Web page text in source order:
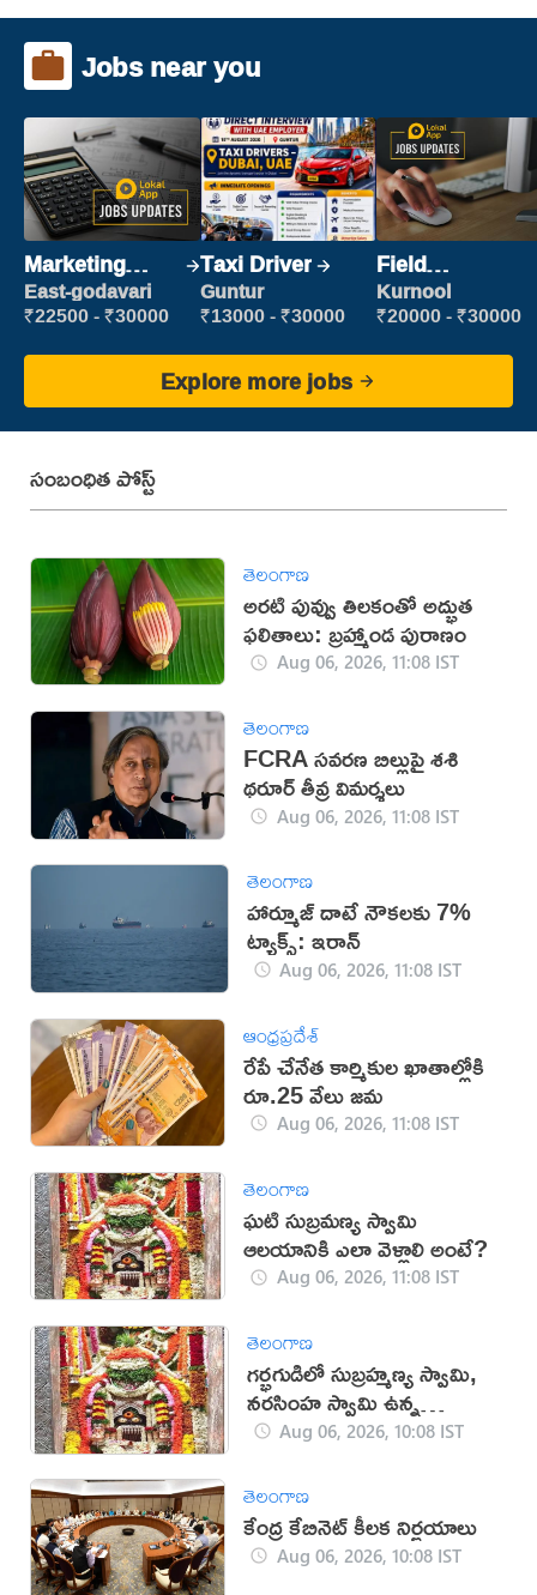
Jobs near you
Marketing
Executive
East-godavari
₹22500 - ₹30000
Taxi Driver
Guntur
₹13000 - ₹30000
Field
Marketing
Executive
Kurnool
₹20000 - ₹30000
Explore more jobs
సంబంధిత పోస్ట్
తెలంగాణ
అరటి పువ్వు తిలకంతో అద్భుత
ఫలితాలు: బ్రహ్మాండ పురాణం
Aug 06, 2026, 11:08 IST
తెలంగాణ
FCRA సవరణ బిల్లుపై శశి
థరూర్ తీవ్ర విమర్శలు
Aug 06, 2026, 11:08 IST
తెలంగాణ
హార్మూజ్ దాటే నౌకలకు 7%
ట్యాక్స్: ఇరాన్
Aug 06, 2026, 11:08 IST
ఆంధ్రప్రదేశ్
రేపే చేనేత కార్మికుల ఖాతాల్లోకి
రూ.25 వేలు జమ
Aug 06, 2026, 11:08 IST
తెలంగాణ
ఘటి సుబ్రమణ్య స్వామి
ఆలయానికి ఎలా వెళ్లాలి అంటే?
Aug 06, 2026, 11:08 IST
తెలంగాణ
గర్భగుడిలో సుబ్రహ్మణ్య స్వామి,
నరసింహ స్వామి ఉన్న
దేవాలయం ఇదే
Aug 06, 2026, 10:08 IST
తెలంగాణ
కేంద్ర కేబినెట్ కీలక నిర్ణయాలు
Aug 06, 2026, 10:08 IST